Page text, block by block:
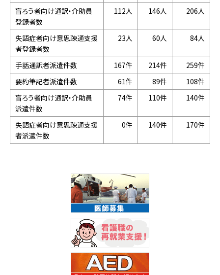
盲ろう者向け通訳・介助員
登録者数
112人 146人 206人
失語症者向け意思疎通支援
者登録者数
23人 60人 84人
手話通訳者派遣件数 167件 214件
259件
要約筆記者派遣件数
61件 89件
108件
盲ろう者向け通訳・介助員
派遣件数
74件 110件 140件
失語症者向け意思疎通支援
者派遣件数
0件 140件 170件